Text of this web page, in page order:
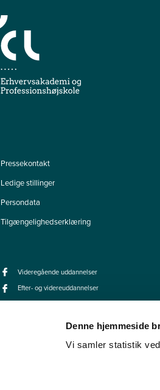
Denne hjemmeside
Vi samler statistik
Pressekontakt
Ledige stillinger
Persondata
Tilgængelighedserklæring
Videregående uddannelser
Efter- og videreuddannelser